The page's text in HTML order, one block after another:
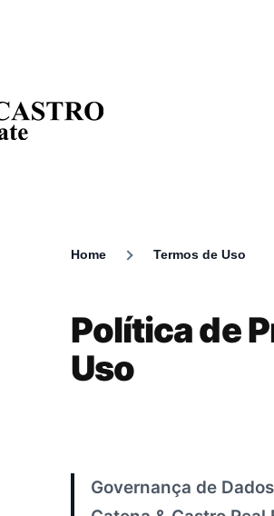
Home Termos de Uso
Política de
Uso
Governança de